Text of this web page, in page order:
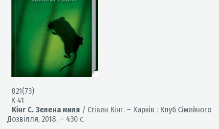
821(73)
К 41
Кінг С. Зелена миля / Стівен Кінг. – Харків : Клуб Сімейного
Дозвілля, 2018. – 430 с.